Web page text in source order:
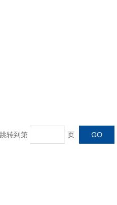
转到第 页